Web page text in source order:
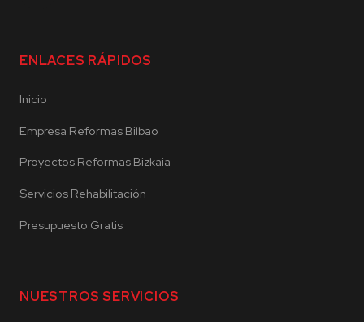
ENLACES RÁPIDOS
Inicio
Empresa Reformas Bilbao
Proyectos Reformas Bizkaia
Servicios Rehabilitación
Presupuesto Gratis
NUESTROS SERVICIOS